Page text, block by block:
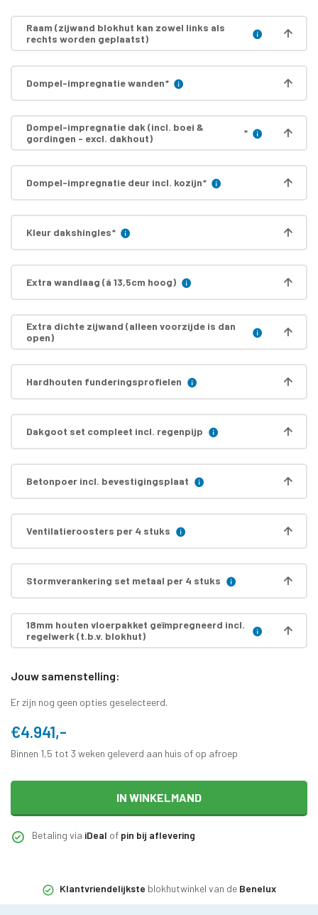
Raam (zijwand blokhut kan zowel links als
rechts worden geplaatst)
Dompel-impregnatie wanden*
Dompel-impregnatie dak (incl. boei &
gordingen - excl. dakhout)
*
Dompel-impregnatie deur incl. kozijn*
Kleur dakshingles*
Extra wandlaag (á 13,5cm hoog)
Extra dichte zijwand (alleen voorzijde is dan
open)
Hardhouten funderingsprofielen
Dakgoot set compleet incl. regenpijp
Betonpoer incl. bevestigingsplaat
Ventilatieroosters per 4 stuks
Stormverankering set metaal per 4 stuks
18mm houten vloerpakket geïmpregneerd incl.
regelwerk (t.b.v. blokhut)
Jouw samenstelling:
Er zijn nog geen opties geselecteerd.
€4.941,-
Binnen 1,5 tot 3 weken geleverd aan huis of op afroep
IN WINKELMAND
Betaling via iDeal of pin bij aflevering
Klantvriendelijkste blokhutwinkel van de Benelux